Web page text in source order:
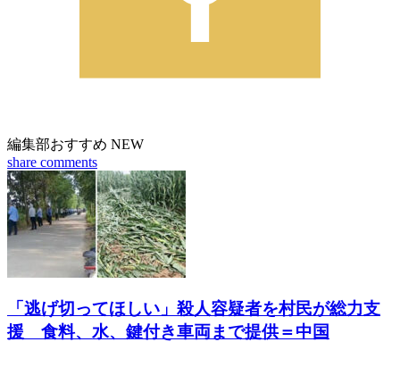
編集部おすすめ NEW
share comments
「逃げ切ってほしい」殺人容疑者を村民が総力支
援 食料、水、鍵付き車両まで提供＝中国